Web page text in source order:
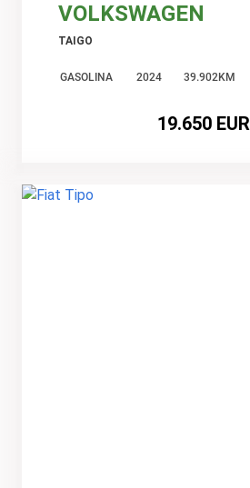
VOLKSWAGEN
TAIGO
GASOLINA 2024 39.902KM
19.650 EUR